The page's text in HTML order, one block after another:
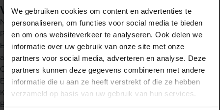
We gebruiken cookies om content en advertenties te
personaliseren, om functies voor social media te bieden
en om ons websiteverkeer te analyseren. Ook delen we
informatie over uw gebruik van onze site met onze
partners voor social media, adverteren en analyse. Deze
partners kunnen deze gegevens combineren met andere
informatie die u aan ze heeft verstrekt of die ze hebben
verzameld op basis van uw gebruik van hun services.
Voordelen
Negen maten met kleurcodering
Plastic gecoate metaaldraad
Efficiënte reiniging van implantaten en vaste orthodontische
apparatuur
Gebruiksvriendelijk handvat
Ergonomisch in gebruik
Kunststof ommantelde metalen draad
Borstel en handvat uit één stuk